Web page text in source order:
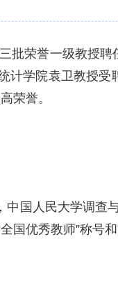
批荣誉一级教授聘
计学院袁卫教授受
荣誉。
国人民大学调查
国优秀教师”称号